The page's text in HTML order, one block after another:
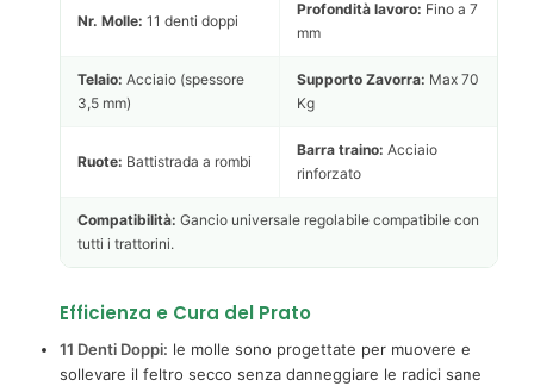
Nr. Molle: 11 denti doppi
Profondità lavoro: Fino a 7
mm
Telaio: Acciaio (spessore
3,5 mm)
Supporto Zavorra: Max 70
Kg
Ruote: Battistrada a rombi
Barra traino: Acciaio
rinforzato
Compatibilità: Gancio universale regolabile compatibile con
tutti i trattorini.
Efficienza e Cura del Prato
11 Denti Doppi: le molle sono progettate per muovere e
sollevare il feltro secco senza danneggiare le radici sane